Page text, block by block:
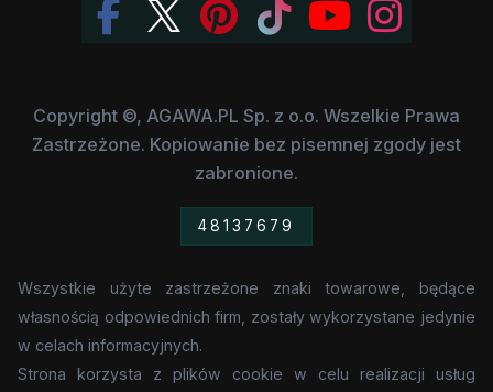
Copyright ©, AGAWA.PL Sp. z o.o. Wszelkie Prawa
Zastrzeżone. Kopiowanie bez pisemnej zgody jest
zabronione.
48137679
Wszystkie użyte zastrzeżone znaki towarowe, będące
własnością odpowiednich firm, zostały wykorzystane jedynie
w celach informacyjnych.
Strona korzysta z plików cookie w celu realizacji usług